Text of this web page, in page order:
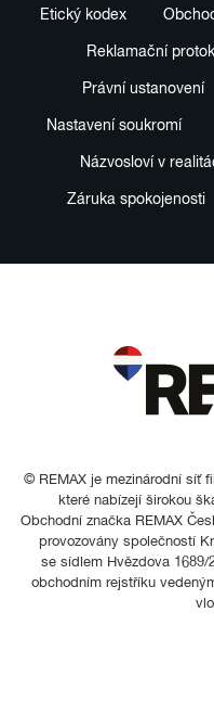
Etický kodex
Reklamační
Právní ustanovení
Nastavení soukromí
Názvosloví v
Záruka spokojenosti
© REMAX je mezinárodní síť
které nabízejí širokou
Obchodní značka REMAX
provozovány společností
se sídlem Hvězdova 1689/
obchodním rejstříku